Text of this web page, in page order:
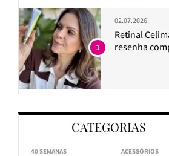
02.07.2026
Retinal
resenha
1
CATEGORIAS
40 SEMANAS
ACESSÓRIOS